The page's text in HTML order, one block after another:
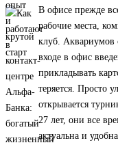
В офисе прежде
рабочие места,
клуб. Аквариумов
входе в офис
прикладывать
теряется. Просто
открывается
27 лет, они все
актуальна и